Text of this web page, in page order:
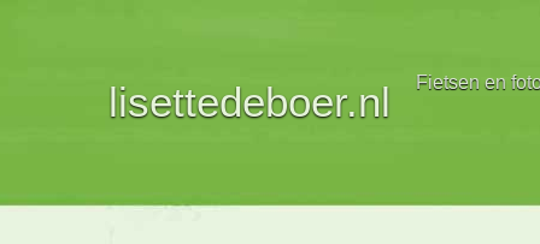
lisettedeboer.nl Fietsen en